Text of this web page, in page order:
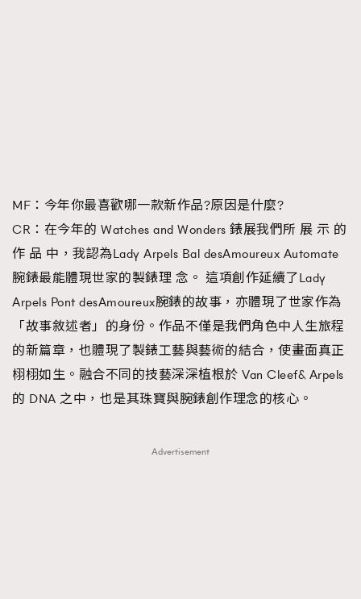
MF：今年你最喜歡哪一款新作品?原因是什麼?
CR：在今年的 Watches and Wonders 錶展我們所 展 示 的
作 品 中，我認為Lady Arpels Bal desAmoureux Automate
腕錶最能體現世家的製錶理 念。 這項創作延續了Lady
Arpels Pont desAmoureux腕錶的故事，亦體現了世家作為
「故事敘述者」的身份。作品不僅是我們角色中人生旅程
的新篇章，也體現了製錶工藝與藝術的結合，使畫面真正
栩栩如生。融合不同的技藝深深植根於 Van Cleef& Arpels
的 DNA 之中，也是其珠寶與腕錶創作理念的核心。
Advertisement